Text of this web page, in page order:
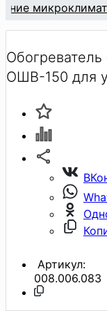
ОШВ-150 для
Артикул:
008.006.083